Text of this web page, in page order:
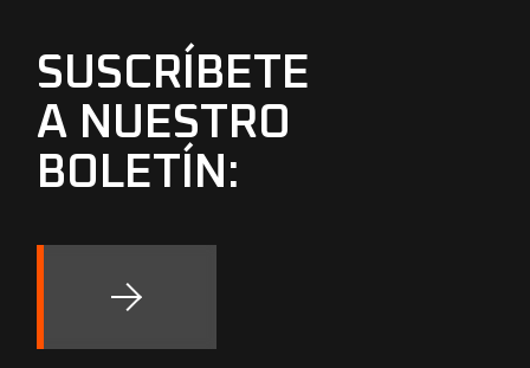
SUSCRÍBETE
A NUESTRO
BOLETÍN: